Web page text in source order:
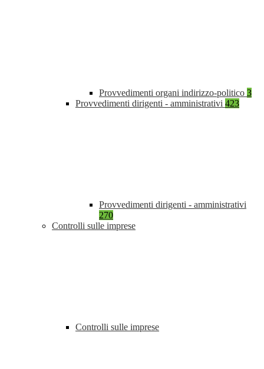
Provvedimenti organi indirizzo-politico 3
Provvedimenti dirigenti - amministrativi 423
Provvedimenti dirigenti - amministrativi
270
Controlli sulle imprese
Controlli sulle imprese